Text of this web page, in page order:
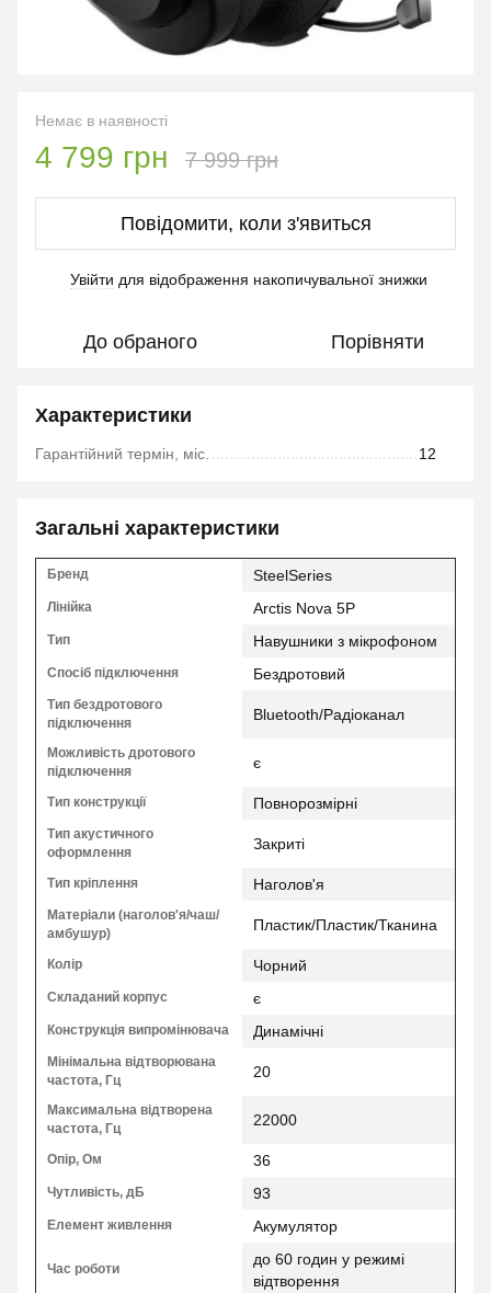
Немає в наявності
4 799 грн 7 999 грн
Повідомити, коли з'явиться
Увійти для відображення накопичувальної знижки
До обраного Порівняти
Характеристики
Гарантійний термін, міс. 12
Загальні характеристики
Бренд SteelSeries
Лінійка Arctis Nova 5P
Тип Навушники з мікрофоном
Спосіб підключення Бездротовий
Тип бездротового
підключення
Bluetooth/Радіоканал
Можливість дротового
підключення
є
Тип конструкції Повнорозмірні
Тип акустичного
оформлення
Закриті
Тип кріплення Наголов'я
Матеріали (наголов'я/чаш/
амбушур)
Пластик/Пластик/Тканина
Колір Чорний
Складаний корпус є
Конструкція випромінювача Динамічні
Мінімальна відтворювана
частота, Гц
20
Максимальна відтворена
частота, Гц
22000
Опір, Ом 36
Чутливість, дБ 93
Елемент живлення Акумулятор
Час роботи
до 60 годин у режимі
відтворення